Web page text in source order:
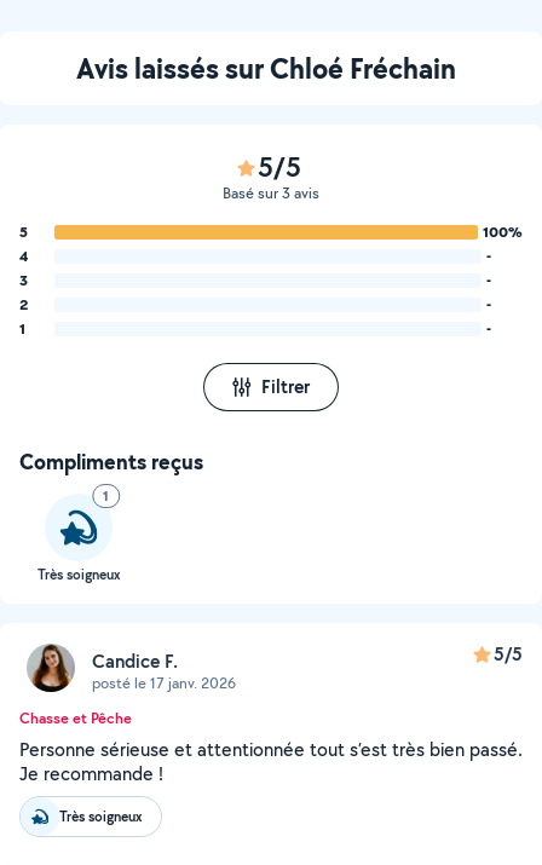
Avis laissés sur Chloé Fréchain
5/5
Basé sur 3 avis
5
100%
4
-
3
-
2
-
1
-
Filtrer
Compliments reçus
1
Très soigneux
Candice F.
posté le 17 janv. 2026
5/5
Chasse et Pêche
Personne sérieuse et attentionnée tout s’est très bien passé.
Je recommande !
Très soigneux